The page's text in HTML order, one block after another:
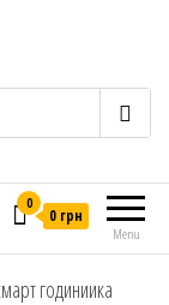
Menu
0
0 грн
годиниика